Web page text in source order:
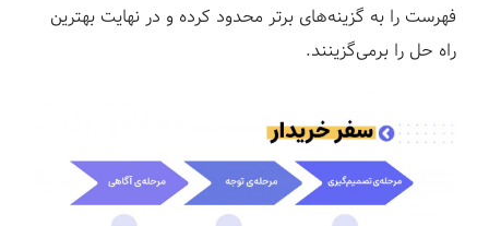
فهرست را به گزینه‌های برتر محدود کرده و در نهایت بهترین
راه حل را برمی‌گزینند.